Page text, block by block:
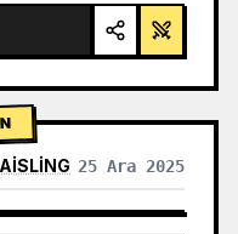
25 Ara 2025
GÖRÜNTÜLE